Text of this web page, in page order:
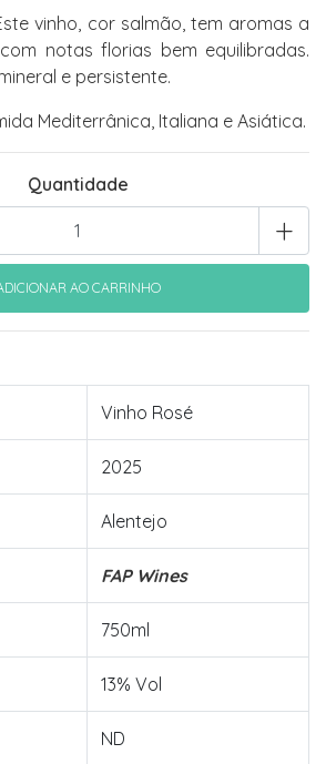
vinho, cor salmão, tem aromas a
notas florias bem equilibradas.
e persistente.
Mediterrânica, Italiana e Asiática.
Quantidade
+
Vinho Rosé
2025
Alentejo
FAP Wines
750ml
13% Vol
ND